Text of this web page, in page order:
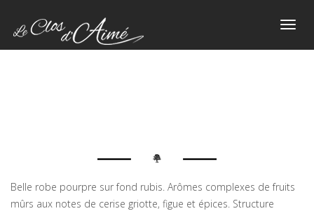
Belle robe pourpre sur fond rubis. Arômes complexes de fruits
mûrs aux notes de cerise griotte, figue et épices. Structure